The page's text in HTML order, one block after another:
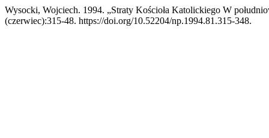
Wysocki, Wojciech. 1994. „Straty Kościoła Katolickiego W
(czerwiec):315-48. https://doi.org/10.52204/np.1994.81.315-348.